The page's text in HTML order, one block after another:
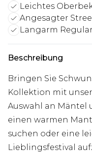
Leichtes
Angesagter
Langarm
Beschreibung
Bringen Sie
Kollektion mit
Auswahl an Mäntel
einen warmen
suchen oder eine
Lieblingsfestival